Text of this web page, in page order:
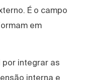
É o campo
em
por integrar as
interna e